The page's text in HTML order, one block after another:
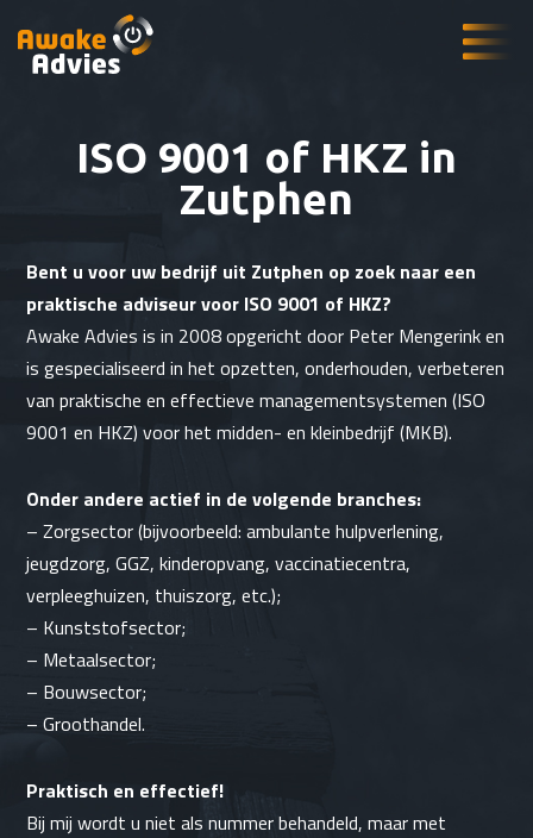
ISO 9001 of HKZ in
Zutphen
Bent u voor uw bedrijf uit Zutphen op zoek naar een
praktische adviseur voor ISO 9001 of HKZ?
Awake Advies is in 2008 opgericht door Peter Mengerink en
is gespecialiseerd in het opzetten, onderhouden, verbeteren
van praktische en effectieve managementsystemen (ISO
9001 en HKZ) voor het midden- en kleinbedrijf (MKB).
Onder andere actief in de volgende branches:
–Zorgsector(bijvoorbeeld:ambulante hulpverlening,
jeugdzorg, GGZ,kinderopvang, vaccinatiecentra,
verpleeghuizen, thuiszorg, etc.);
– Kunststofsector;
– Metaalsector;
– Bouwsector;
– Groothandel.
Praktisch en effectief!
Bij mij wordt u niet als nummer behandeld, maar met